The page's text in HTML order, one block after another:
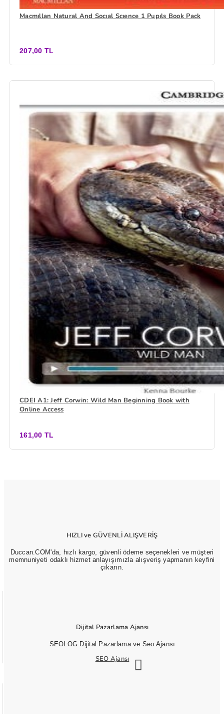
Macmıllan Natural And Socıal Scıence 1 Pupıls Book Pack
207,00 TL
CDEI A1: Jeff Corwin: Wild Man Beginning Book with
Online Access
161,00 TL
HIZLI ve GÜVENLİ ALIŞVERİŞ
Duccan.COM'da, hızlı kargo, güvenli ödeme seçenekleri ve müşteri
memnuniyeti odaklı hizmet anlayışımızla alışveriş yapmanın keyfini
çıkarın.
Dijital Pazarlama Ajansı
SEOLOG Dijital Pazarlama ve Seo Ajansı
SEO Ajansı